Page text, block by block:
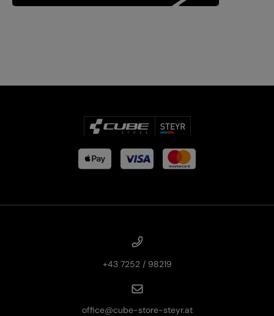
+43 7252 / 98219
office@cube-store-steyr.at